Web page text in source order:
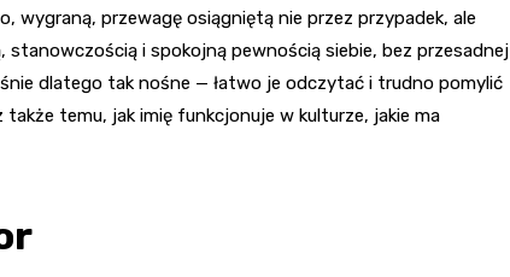
wygraną, przewagę osiągniętą nie przez przypadek, ale
stanowczością i spokojną pewnością siebie, bez przesadnej
dlatego tak nośne — łatwo je odczytać i trudno pomylić
temu, jak imię funkcjonuje w kulturze, jakie ma